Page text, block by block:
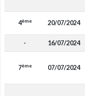
4ème 20/07/2024
- 16/07/2024
7ème 07/07/2024